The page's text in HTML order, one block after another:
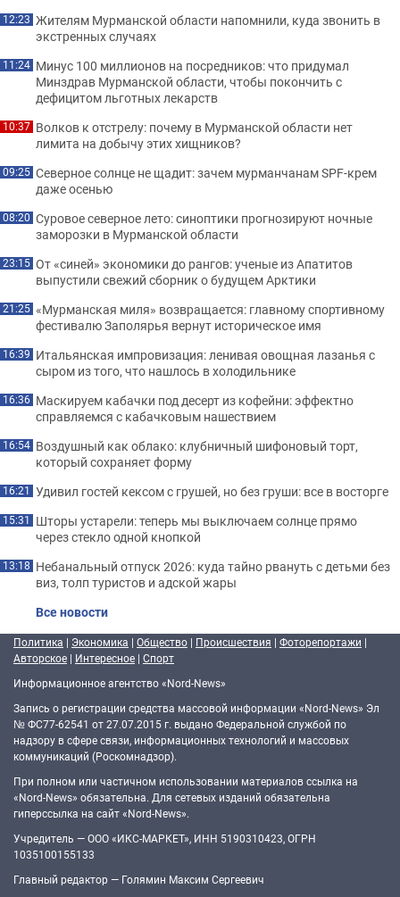
12:23 Жителям Мурманской области напомнили, куда звонить в
экстренных случаях
11:24 Минус 100 миллионов на посредников: что придумал
Минздрав Мурманской области, чтобы покончить с
дефицитом льготных лекарств
10:37 Волков к отстрелу: почему в Мурманской области нет
лимита на добычу этих хищников?
09:25 Северное солнце не щадит: зачем мурманчанам SPF-крем
даже осенью
08:20 Суровое северное лето: синоптики прогнозируют ночные
заморозки в Мурманской области
23:15 От «синей» экономики до рангов: ученые из Апатитов
выпустили свежий сборник о будущем Арктики
21:25 «Мурманская миля» возвращается: главному спортивному
фестивалю Заполярья вернут историческое имя
16:39 Итальянская импровизация: ленивая овощная лазанья с
сыром из того, что нашлось в холодильнике
16:36 Маскируем кабачки под десерт из кофейни: эффектно
справляемся с кабачковым нашествием
16:54 Воздушный как облако: клубничный шифоновый торт,
который сохраняет форму
16:21 Удивил гостей кексом с грушей, но без груши: все в восторге
15:31 Шторы устарели: теперь мы выключаем солнце прямо
через стекло одной кнопкой
13:18 Небанальный отпуск 2026: куда тайно рвануть с детьми без
виз, толп туристов и адской жары
Все новости
Политика | Экономика | Общество | Происшествия | Фоторепортажи |
Авторское | Интересное | Спорт
Информационное агентство «Nord-News»
Запись о регистрации средства массовой информации «Nord-News» Эл
№ ФС77-62541 от 27.07.2015 г. выдано Федеральной службой по
надзору в сфере связи, информационных технологий и массовых
коммуникаций (Роскомнадзор).
При полном или частичном использовании материалов ссылка на
«Nord-News» обязательна. Для сетевых изданий обязательна
гиперссылка на сайт «Nord-News».
Учредитель — ООО «ИКС-МАРКЕТ», ИНН 5190310423, ОГРН
1035100155133
Главный редактор — Голямин Максим Сергеевич